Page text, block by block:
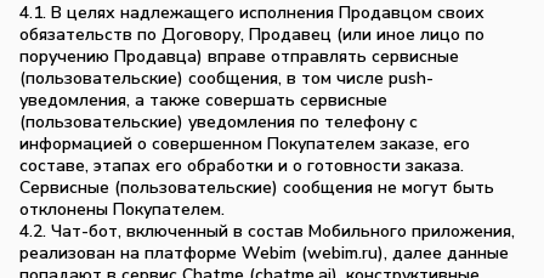
4.1. В целях надлежащего исполнения Продавцом своих
обязательств по Договору, Продавец (или иное лицо по
поручению Продавца) вправе отправлять сервисные
(пользовательские) сообщения, в том числе push-
уведомления, а также совершать сервисные
(пользовательские) уведомления по телефону с
информацией о совершенном Покупателем заказе, его
составе, этапах его обработки и о готовности заказа.
Сервисные (пользовательские) сообщения не могут быть
отклонены Покупателем.
4.2. Чат-бот, включенный в состав Мобильного приложения,
реализован на платформе Webim (webim.ru), далее данные